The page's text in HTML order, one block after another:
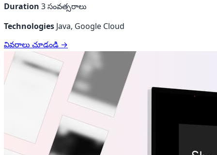
Duration 3 సంవత్సరాలు
Technologies Java, Google Cloud
వివరాలు చూడండి →